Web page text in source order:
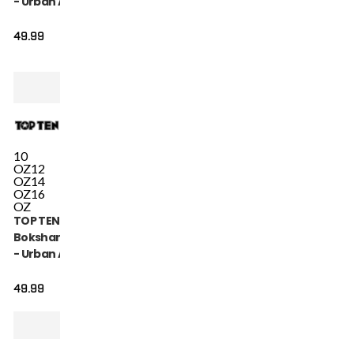
49.99
10
OZ12
OZ14
OZ16
OZ
TOP TEN
Bokshandschoen
- Urban Arts -
49.99